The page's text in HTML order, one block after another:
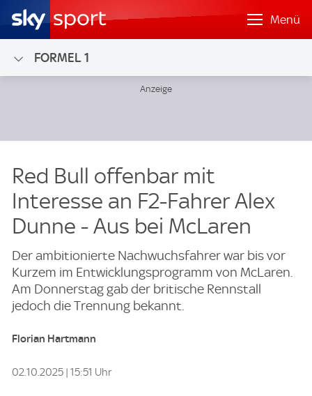
Menü
FORMEL 1
Red Bull offenbar mit
Interesse an F2-Fahrer Alex
Dunne - Aus bei McLaren
Der ambitionierte Nachwuchsfahrer war bis vor
Kurzem im Entwicklungsprogramm von McLaren.
Am Donnerstag gab der britische Rennstall
jedoch die Trennung bekannt.
Florian Hartmann
02.10.2025 | 15:51 Uhr